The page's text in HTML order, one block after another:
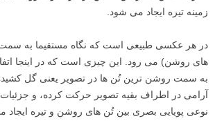
زمینه تیره ایجاد می شود.
در هر عکسی طبیعی است که نگاه مستقیما به
های روشن) می رود. این چیزی است که در اینجا
به سمت روشن ترین تُن ها در تصویر یعنی گل
آرامی در اطراف بقیه تصویر حرکت کرده، و
نوعی پویایی بصری بین تُن های روشن و تیره ایجاد